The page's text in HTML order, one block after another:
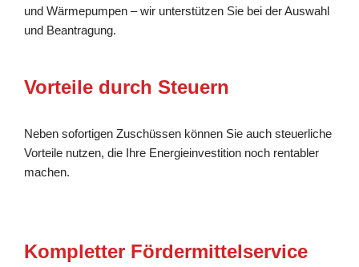
und Wärmepumpen – wir unterstützen Sie bei der Auswahl
und Beantragung.
Vorteile durch Steuern
Neben sofortigen Zuschüssen können Sie auch steuerliche
Vorteile nutzen, die Ihre Energieinvestition noch rentabler
machen.
Kompletter Fördermittelservice